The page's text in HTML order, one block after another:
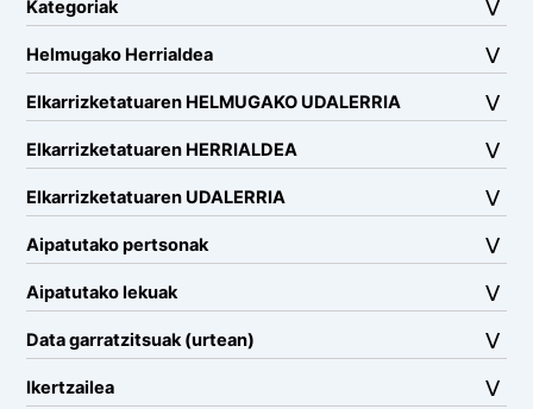
Kategoriak
Helmugako Herrialdea
Elkarrizketatuaren HELMUGAKO UDALERRIA
Elkarrizketatuaren HERRIALDEA
Elkarrizketatuaren UDALERRIA
Aipatutako pertsonak
Aipatutako lekuak
Data garratzitsuak (urtean)
Ikertzailea